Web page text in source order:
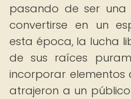
pasando de ser
convertirse en un
esta época, la lucha
de sus raíces
incorporar elementos
atrajeron a un